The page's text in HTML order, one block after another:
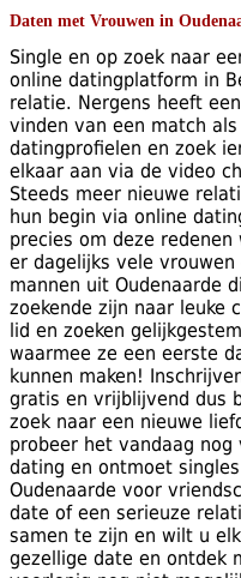
Daten met Vrouwen in
Single en op zoek naar
online datingplatform in
relatie. Nergens heeft
vinden van een match
datingprofielen en zoek
elkaar aan via de video
Steeds meer nieuwe
hun begin via online
precies om deze redenen
er dagelijks vele vrouwen
mannen uit Oudenaarde
zoekende zijn naar leuke
lid en zoeken
waarmee ze een eerste
kunnen maken!
gratis en vrijblijvend dus
zoek naar een nieuwe
probeer het vandaag nog
dating en ontmoet
Oudenaarde voor
date of een serieuze
samen te zijn en wilt u
gezellige date en ontdek